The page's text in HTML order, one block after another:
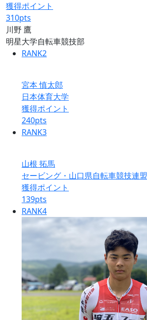
獲得ポイント
310pts
川野 鷹
明星大学自転車競技部
RANK2
宮本 慎太郎
日本体育大学
獲得ポイント
240pts
RANK3
山根 拓馬
セービング・山口県自転車競技連盟
獲得ポイント
139pts
RANK4